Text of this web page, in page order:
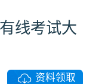
线考试大
资料领取